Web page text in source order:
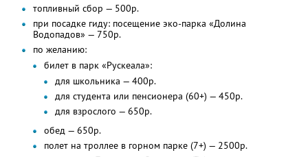
топливный сбор — 500р.
при посадке гиду: посещение эко-парка «Долина
Водопадов» — 750р.
по желанию:
билет в парк «Рускеала»:
для школьника — 400р.
для студента или пенсионера (60+) — 450р.
для взрослого — 650р.
обед — 650р.
полет на троллее в горном парке (7+) — 2500р.